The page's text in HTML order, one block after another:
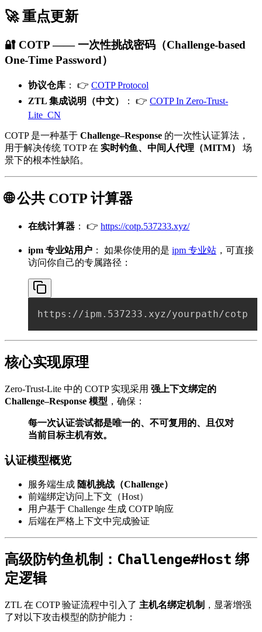
🚀 重点更新
🔐 COTP —— 一次性挑战密码（Challenge-based
One-Time Password）
协议仓库 ： 👉 COTP Protocol
ZTL 集成说明（中文）
： 👉 COTP In Zero-Trust-
Lite_CN
COTP 是一种基于 Challenge–Response 的一次性认证算法，
用于解决传统 TOTP 在 实时钓鱼、中间人代理（MITM）
场
景下的根本性缺陷。
🌐 公共 COTP 计算器
在线计算器 ： 👉 https://cotp.537233.xyz/
ipm 专业站用户 ： 如果你使用的是 ipm 专业站 ，可直接
访问你自己的专属路径：
核心实现原理
Zero-Trust-Lite 中的 COTP 实现采用 强上下文绑定的
Challenge–Response 模型 ，确保：
每一次认证尝试都是唯一的、不可复用的、且仅对
当前目标主机有效。
认证模型概览
服务端生成 随机挑战（Challenge）
前端绑定访问上下文（Host）
用户基于 Challenge 生成 COTP 响应
后端在严格上下文中完成验证
高级防钓鱼机制： Challenge#Host 绑
定逻辑
ZTL 在 COTP 验证流程中引入了 主机名绑定机制 ，显著增强
了对以下攻击模型的防护能力：